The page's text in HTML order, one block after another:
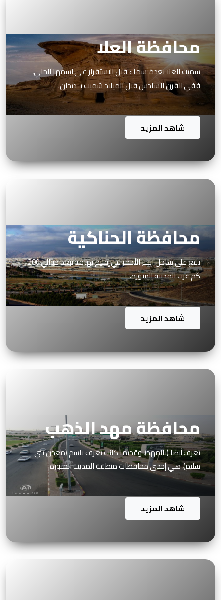
محافظة العلا
سميت العلا بعدة أسماء قبل الاستقرار على اسمها الحالي،
ففي القرن السادس قبل الميلاد سُميت بـ ديدان.
شاهد المزيد
محافظة الحناكية
تقع على ساحل البحر الأحمر في إقليم تهامة تبعد حوالي 200
كم غرب المدينة المنورة.
شاهد المزيد
محافظة مهد الذهب
تعرف أيضا (بالمهد)، وقديما كانت تعرف باسم (معدن بني
سليم)، هي إحدى محافظات منطقة المدينة المنورة.
شاهد المزيد